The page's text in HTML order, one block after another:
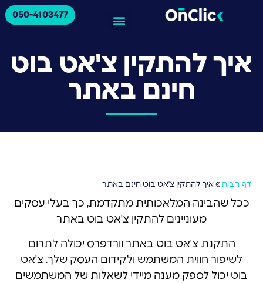
050-4103477
איך להתקין צ'אט בוט
חינם באתר
דף הבית » איך להתקין צ'אט בוט חינם באתר
ככל שהבינה המלאכותית מתקדמת, כך בעלי עסקים
מעוניינים להתקין צ'אט בוט באתר
התקנת צ'אט בוט באתר וורדפרס יכולה לתרום
לשיפור חווית המשתמש ולקידום העסק שלך. צ'אט
בוט יכול לספק מענה מיידי לשאלות של המשתמשים